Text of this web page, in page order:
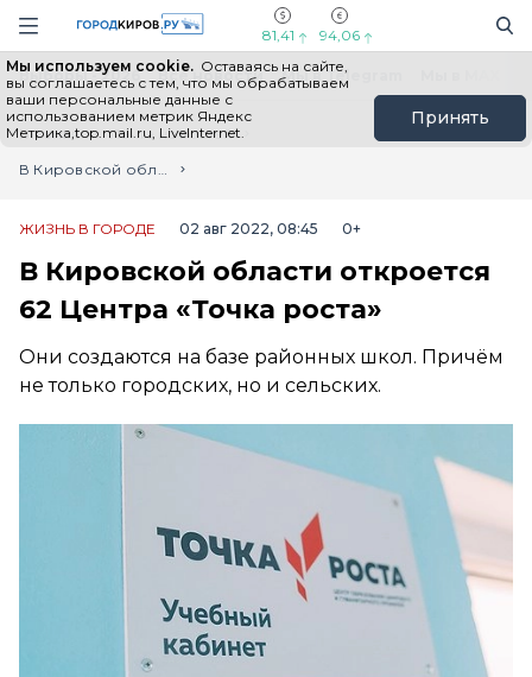
Навигация сайта
81,41 94,06
Мы используем cookie. Оставаясь на сайте,
вы соглашаетесь с тем, что мы обрабатываем
ваши персональные данные с
использованием метрик Яндекс
Метрика,top.mail.ru, LiveInternet.
Принять
Выборы - 2026 Все новости Мы в Telegram
Главная
Лента новостей
В Кировской области откроется 62 Центра «Точка роста»
ЖИЗНЬ В ГОРОДЕ 02 авг 2022, 08:45 0+
В Кировской области откроется
62 Центра «Точка роста»
Они создаются на базе районных школ. Причём
не только городских, но и сельских.